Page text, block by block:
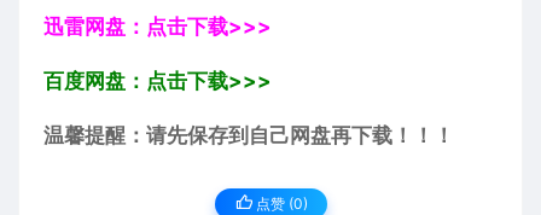
迅雷网盘：点击下载>>>
百度网盘：点击下载>>>
温馨提醒：请先保存到自己网盘再下载！！！
点赞 (0)